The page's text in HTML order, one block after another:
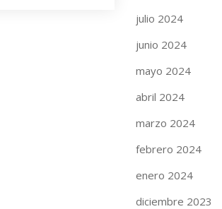
julio 2024
junio 2024
mayo 2024
abril 2024
marzo 2024
febrero 2024
enero 2024
diciembre 2023